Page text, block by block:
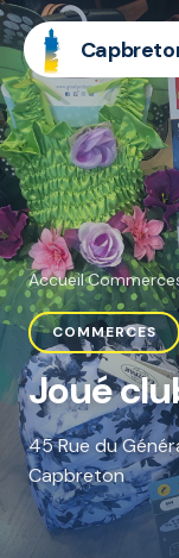
Accueil·
COMMERCES
Joué
45 Rue du
Capbreton